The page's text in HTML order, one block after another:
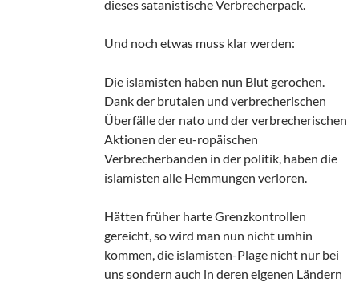
dieses satanistische Verbrecherpack.
Und noch etwas muss klar werden:
Die islamisten haben nun Blut gerochen.
Dank der brutalen und verbrecherischen
Überfälle der nato und der verbrecherischen
Aktionen der eu-ropäischen
Verbrecherbanden in der politik, haben die
islamisten alle Hemmungen verloren.
Hätten früher harte Grenzkontrollen
gereicht, so wird man nun nicht umhin
kommen, die islamisten-Plage nicht nur bei
uns sondern auch in deren eigenen Ländern